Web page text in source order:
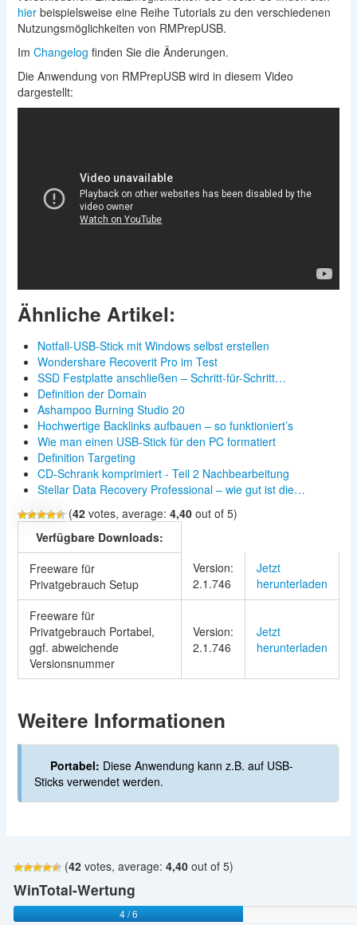
hierbeispielsweise eine Reihe Tutorials zu den verschiedenen
Nutzungsmöglichkeiten von RMPrepUSB.
Im Changelog finden Sie die Änderungen.
Die Anwendung von RMPrepUSB wird in diesem Video
dargestellt:
Ähnliche Artikel:
Notfall-USB-Stick mit Windows selbst erstellen
Wondershare Recoverit Pro im Test
SSD Festplatte anschließen – Schritt-für-Schritt…
Definition der Domain
Ashampoo Burning Studio 20
Hochwertige Backlinks aufbauen – so funktioniert’s
Wie man einen USB-Stick für den PC formatiert
Definition Targeting
CD-Schrank komprimiert - Teil 2 Nachbearbeitung
Stellar Data Recovery Professional – wie gut ist die…
(42votes, average: 4,40out of 5)
Verfügbare Downloads:
Freeware für
Privatgebrauch Setup
Version:
2.1.746
Jetzt
herunterladen
Freeware für
Privatgebrauch Portabel,
ggf. abweichende
Versionsnummer
Version:
2.1.746
Jetzt
herunterladen
Weitere Informationen
Portabel: Diese Anwendung kann z.B. auf USB-
Sticks verwendet werden.
(42votes, average: 4,40out of 5)
WinTotal-Wertung
4 / 6